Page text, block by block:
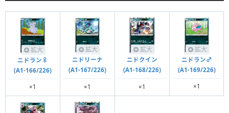
拡大
ニドラン♀
(A1-166/226)
×1
拡大
ニドリーナ
(A1-167/226)
×1
拡大
ニドクイン
(A1-168/226)
×1
拡大
ニドラン♂
(A1-169/226)
×1